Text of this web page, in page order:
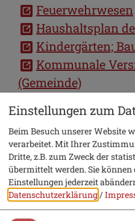
Feuerwehrwesen
Haushaltsplan
Kindergärten;
Kommunale
(Gemeinde)
Allgemeine
Örtliche
Personalkosten
Sondernutzung
Einstellungen zum
Beim Besuch unserer Website
verarbeitet. Mit Ihrer
Dritte, z.B. zum Zweck der
übermittelt werden. Sie
Einstellungen jederzeit
Datenschutzerklärung/